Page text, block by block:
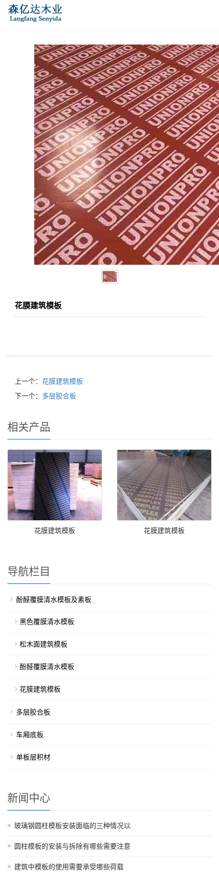
您的位置： 网站首页
膜建筑模板
花膜建筑模板
上一个： 花膜建筑模板
下一个： 多层胶合板
相关产品
花膜建筑模板 花膜建筑模板
导航栏目
酚醛覆膜清水模板及素板
黑色覆膜清水模板
松木面建筑模板
酚醛覆膜清水模板
花膜建筑模板
多层胶合板
车厢底板
单板层积材
新闻中心
玻璃钢圆柱模板安装面临的三种情况以
圆柱模板的安装与拆除有哪些需要注意
建筑中模板的使用需要承受哪些荷载